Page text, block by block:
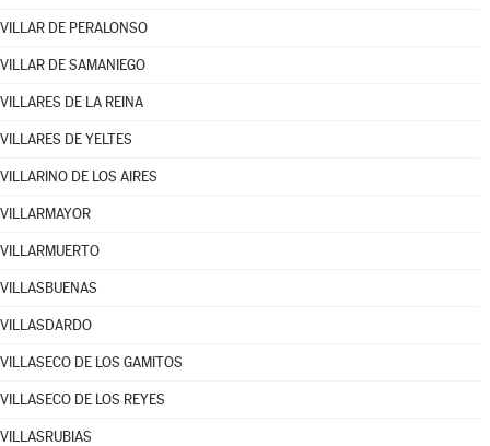
VILLAR DE PERALONSO
VILLAR DE SAMANIEGO
VILLARES DE LA REINA
VILLARES DE YELTES
VILLARINO DE LOS AIRES
VILLARMAYOR
VILLARMUERTO
VILLASBUENAS
VILLASDARDO
VILLASECO DE LOS GAMITOS
VILLASECO DE LOS REYES
VILLASRUBIAS